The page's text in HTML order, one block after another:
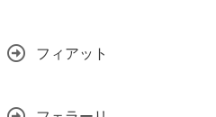
フィアット